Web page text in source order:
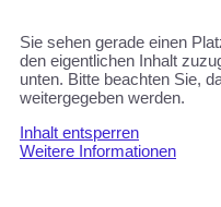
Sie sehen gerade einen
den eigentlichen Inhalt
unten. Bitte beachten Sie,
weitergegeben werden.
Inhalt entsperren
Weitere Informationen